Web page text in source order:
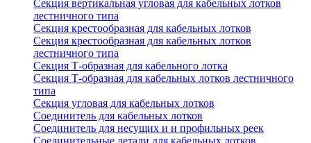
Секция вертикальная угловая для кабельных лотков
лестничного типа
Секция крестообразная для кабельных лотков
Секция крестообразная для кабельных лотков
лестничного типа
Секция Т-образная для кабельного лотка
Секция Т-образная для кабельных лотков лестничного
типа
Секция угловая для кабельных лотков
Соединитель для кабельных лотков
Соединитель для несущих и и профильных реек
Соединительные детали для кабельных лотков